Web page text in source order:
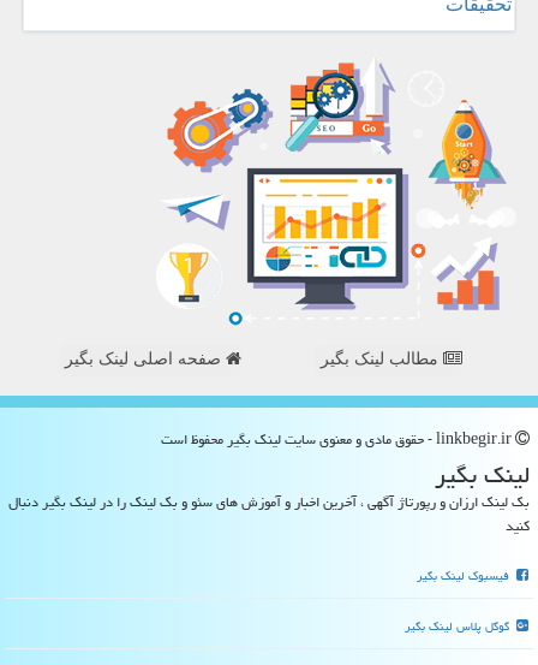
تحقیقات
مطالب لینک بگیر صفحه اصلی لینک بگیر
لینك بگیر
بک لینک ارزان و رپورتاژ آگهی ، آخرین اخبار و آموزش های سئو و بک لینک را در لینک بگیر دنبال
کنید
فیسبوک لینک بگیر
گوگل پلاس لینک بگیر